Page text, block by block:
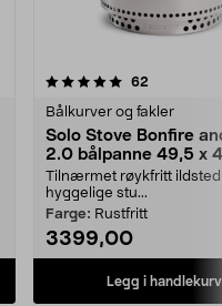
62
Bålkurver og fakler
Solo Stove Bonfire
2.0 bålpanne 49,5 x
Tilnærmet røykfritt
hyggelige stu...
Farge: Rustfritt
3399,00
Legg i handlekurv
4.5 av 5 stjerner